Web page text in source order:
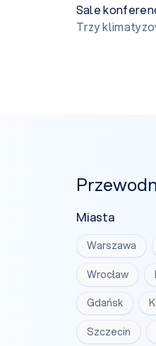
Sale
Trzy
Miasta
Warszawa
Wrocław
Gdańsk
Szczecin